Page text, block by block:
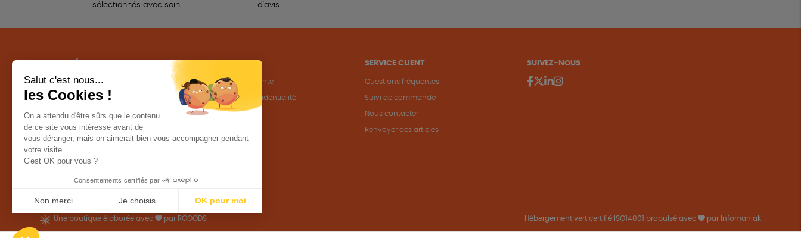
sélectionnés avec soin
d'avis
Outils militants
Outils éducatifs
Librairie
Accessoires
Conditions de vente
Politique de confidentialité
Mentions légales
SERVICE CLIENT
Questions fréquentes
Suivi de commande
Nous contacter
Renvoyer des articles
SUIVEZ-NOUS
Une boutique élaborée avec par RGOODS Hébergement vert certifié ISO14001 propulsé avec par Infomaniak